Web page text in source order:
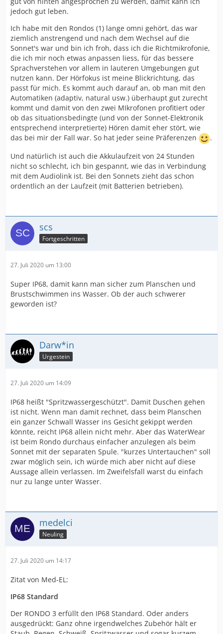
jedoch gut leben.
Ich habe mit den Rondos (1) lange omni gehört, das war
ziemlich anstrengend und nach dem Wechsel auf die
Sonnet's war und bin ich froh, dass ich die Richtmikrofonie,
die ich mir noch etwas anpassen liess, für das bessere
Sprachverstehen vor allem in lauteren Umgebungen gut
nutzen kann. Der Hörfokus ist meine Blickrichtung, das
passt für mich. Es kommt auch darauf an, ob man mit den
Automatiken (adaptiv, natural usw.) überhaupt gut zurecht
kommt und damit von den zwei MIkrofonen profitiert oder
ob das situationsbedingte (und von der Sonnet-Elektronik
entsprechend interpretierte) Hören damit eher stört, wie
das bei mir der Fall war. So hat jeder seine Präferenzen
.
Und natürlich ist auch die Akkulaufzeit von 24 Stunden
nicht so schlecht, ich bin gespannt, wie das in Verbindung
mit dem Audiolink ist. Bei den Sonnets zieht das schon
ordentlich an der Laufzeit (mit Batterien betrieben).
scs
Fortgeschritten
27. Juli 2020 um 13:00
Super IP68, damit kann man sicher zum Planschen und
Brustschwimmen ins Wasser. Ob der auch schwerer
geworden ist?
Darw*in
Urgestein
27. Juli 2020 um 14:09
IP68 heißt "Spritzwassergeschützt". Damit Duschen gehen
ist nicht. Wenn man damit rechnet, dass beim Planschen
ein ganzer Schwall Wasser ins Gesicht gekippt werden
könnte, reicht IP68 allein nicht mehr. Aber das WaterWear
ist beim Rondo durchaus einfacher anzulegen als beim
Sonnet mit der separaten Spule. "kurzes Untertauchen" soll
zwar möglich sein, ich würde mich aber nicht auf diese
Aussage allein verlassen. Im Zweifelsfall warst du einfach
nur zu lange unter Wasser.
medelci
Neuling
27. Juli 2020 um 14:17
Zitat von Med-EL:
IP68 Standard
Der RONDO 3 erfüllt den IP68 Standard. Oder anders
ausgedrückt: Ganz ohne irgendwelches Zubehör hält er